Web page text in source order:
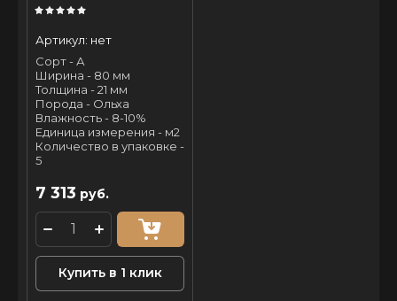
Артикул: нет
Сорт - А
Ширина - 80 мм
Толщина - 21 мм
Порода - Ольха
Влажность - 8-10%
Единица измерения - м2
Количество в упаковке -
5
7 313 руб.
Купить в 1 клик